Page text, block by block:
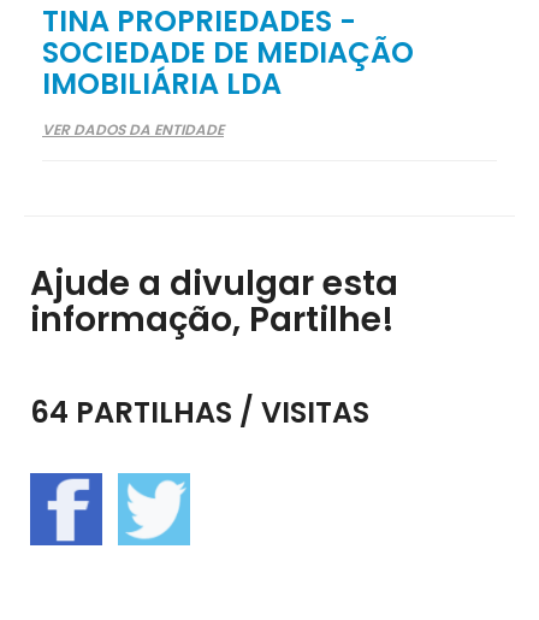
TINA PROPRIEDADES -
SOCIEDADE DE MEDIAÇÃO
IMOBILIÁRIA LDA
VER DADOS DA ENTIDADE
Ajude a divulgar esta
informação, Partilhe!
64 PARTILHAS / VISITAS